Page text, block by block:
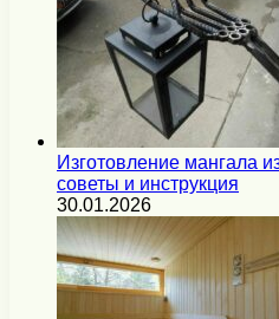
Изготовление мангала
советы и инструкция
30.01.2026